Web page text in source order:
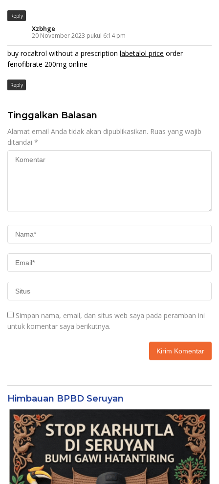
Reply
Xzbhge
20 November 2023 pukul 6:14 pm
buy rocaltrol without a prescription labetalol price order
fenofibrate 200mg online
Reply
Tinggalkan Balasan
Alamat email Anda tidak akan dipublikasikan. Ruas yang wajib
ditandai *
Simpan nama, email, dan situs web saya pada peramban ini
untuk komentar saya berikutnya.
Himbauan BPBD Seruyan